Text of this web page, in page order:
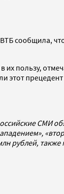
сообщила,
пользу,
этот
СМИ
рублей,